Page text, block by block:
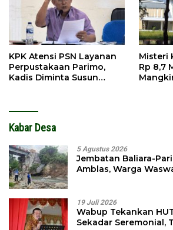
KPK Atensi PSN Layanan
Perpustakaan Parimo,
Kadis Diminta Susun
Misteri
Rp 8,7
Kabar Desa
5 Agustus 2026
Jembatan Baliara-
Amblas, Warga
19 Juli 2026
Wabup Tekankan
Sekadar Seremonial,